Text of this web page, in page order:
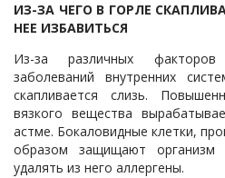
ИЗ-ЗА ЧЕГО В ГОРЛЕ
НЕЕ ИЗБАВИТЬСЯ
Из-за различных
заболеваний внутренних
скапливается слизь.
вязкого вещества
астме. Бокаловидные клетки,
образом защищают организм
удалять из него аллергены.